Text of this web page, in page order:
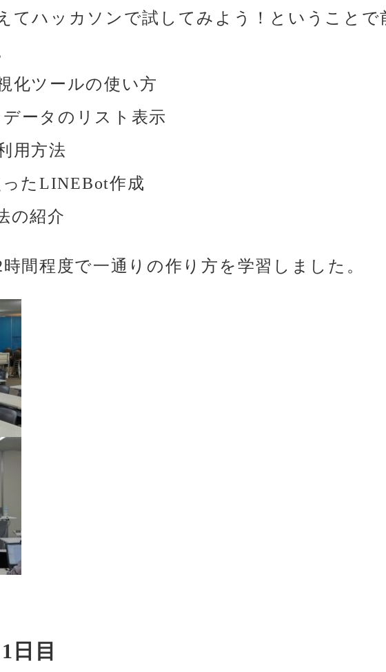
てハッカソンで試してみよう！ということ
化ツールの使い方
ータのリスト表示
用方法
たLINEBot作成
の紹介
間程度で一通りの作り方を学習しました。
目